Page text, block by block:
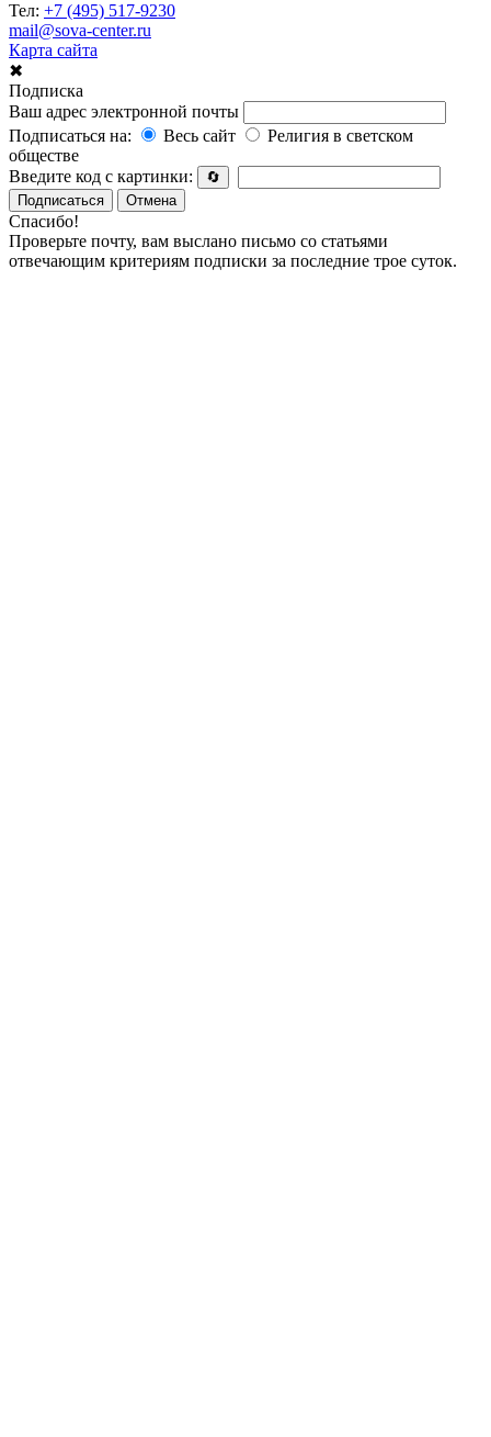
Тел: +7 (495) 517-9230
mail@sova-center.ru
Карта сайта
✖
Подписка
Ваш адрес электронной почты
Подписаться на:
Весь сайт
Религия в светском
обществе
Введите код с картинки:
🔄
Подписаться
Отмена
Спасибо!
Проверьте почту, вам выслано письмо со статьями
отвечающим критериям подписки за последние трое суток.